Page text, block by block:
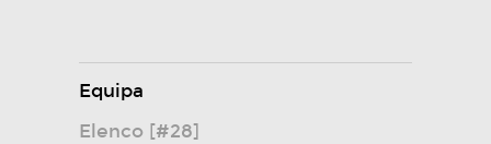
Equipa
Elenco [#28]